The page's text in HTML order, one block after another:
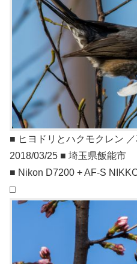
■ ヒヨドリとハクモクレン
2018/03/25 ■ 埼玉県飯能市
■ Nikon D7200 + AF-S
□